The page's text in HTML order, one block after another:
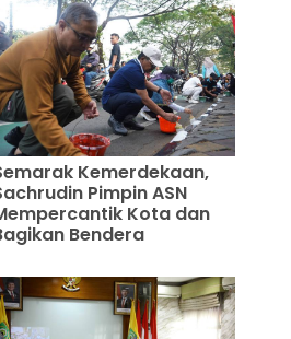
Kemerdekaan,
Pimpin ASN
Kota dan
Bendera